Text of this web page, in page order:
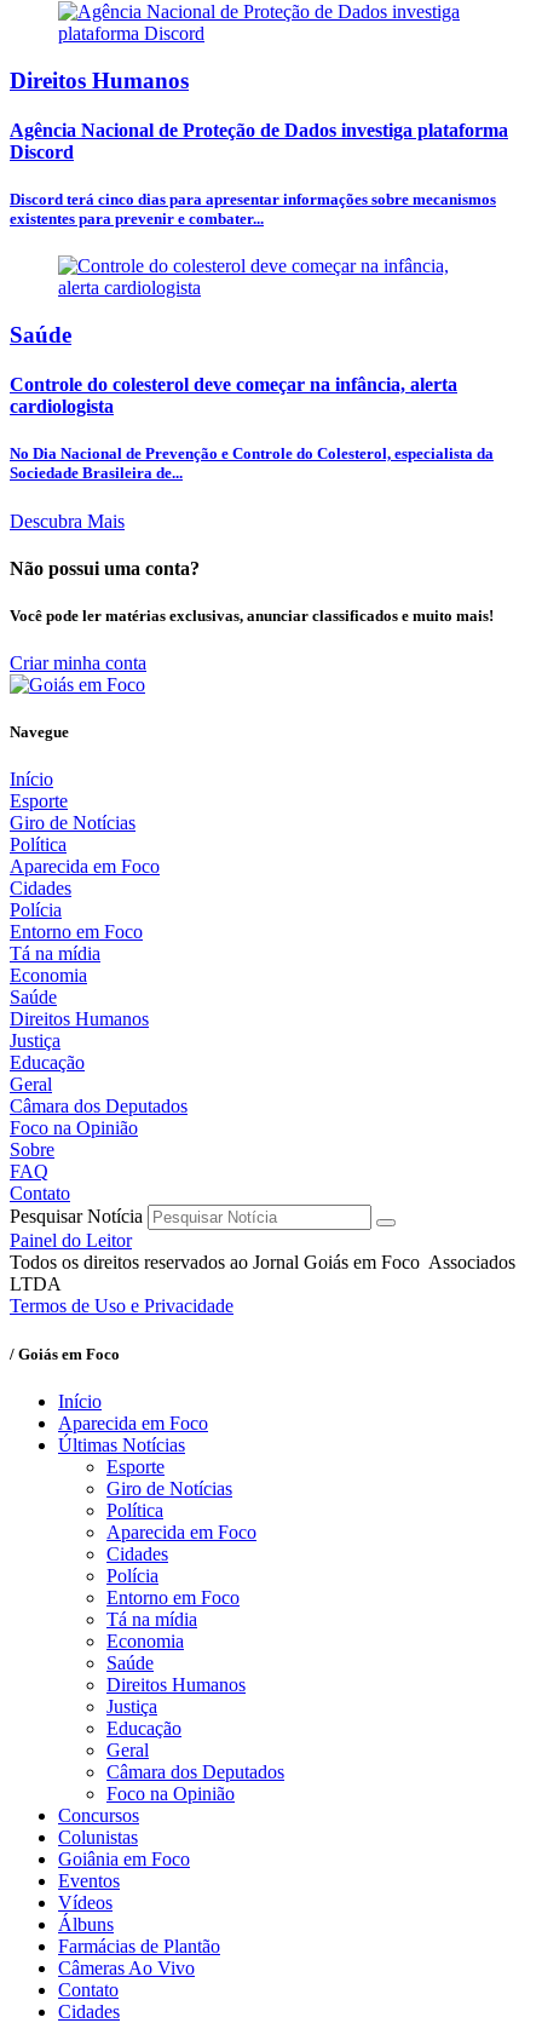
Direitos Humanos
Agência Nacional de Proteção de Dados investiga plataforma
Discord
Discord terá cinco dias para apresentar informações sobre mecanismos
existentes para prevenir e combater...
Saúde
Controle do colesterol deve começar na infância, alerta
cardiologista
No Dia Nacional de Prevenção e Controle do Colesterol, especialista da
Sociedade Brasileira de...
Descubra Mais
Não possui uma conta?
Você pode ler matérias exclusivas, anunciar classificados e muito mais!
Criar minha conta
Navegue
Início
Esporte
Giro de Notícias
Política
Aparecida em Foco
Cidades
Polícia
Entorno em Foco
Tá na mídia
Economia
Saúde
Direitos Humanos
Justiça
Educação
Geral
Câmara dos Deputados
Foco na Opinião
Sobre
FAQ
Contato
Pesquisar Notícia
Painel do Leitor
Todos os direitos reservados ao Jornal Goiás em Foco Associados
LTDA
Termos de Uso e Privacidade
/ Goiás em Foco
Início
Aparecida em Foco
Últimas Notícias
Esporte
Giro de Notícias
Política
Aparecida em Foco
Cidades
Polícia
Entorno em Foco
Tá na mídia
Economia
Saúde
Direitos Humanos
Justiça
Educação
Geral
Câmara dos Deputados
Foco na Opinião
Concursos
Colunistas
Goiânia em Foco
Eventos
Vídeos
Álbuns
Farmácias de Plantão
Câmeras Ao Vivo
Contato
Cidades